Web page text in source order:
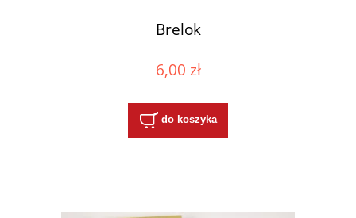
Brelok
6,00 zł
do koszyka